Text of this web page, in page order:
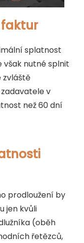
splatnost
však nutné splnit
zvláště
v
než 60 dní
prodloužení by
jen kvůli
(oběh
řetězců,